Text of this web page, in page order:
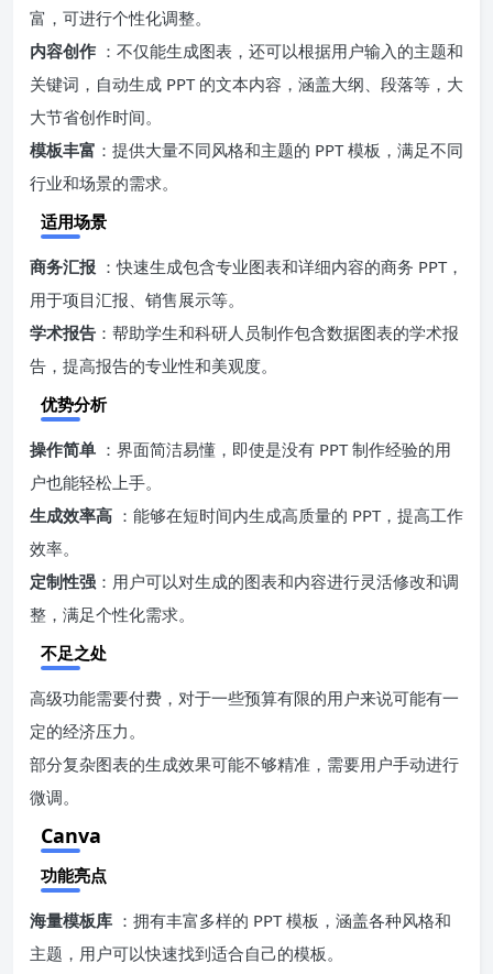
富，可进行个性化调整。
内容创作 ：不仅能生成图表，还可以根据用户输入的主题和
关键词，自动生成 PPT 的文本内容，涵盖大纲、段落等，大
大节省创作时间。
模板丰富 ：提供大量不同风格和主题的 PPT 模板，满足不同
行业和场景的需求。
适用场景
商务汇报 ：快速生成包含专业图表和详细内容的商务 PPT，
用于项目汇报、销售展示等。
学术报告 ：帮助学生和科研人员制作包含数据图表的学术报
告，提高报告的专业性和美观度。
优势分析
操作简单 ：界面简洁易懂，即使是没有 PPT 制作经验的用
户也能轻松上手。
生成效率高 ：能够在短时间内生成高质量的 PPT，提高工作
效率。
定制性强 ：用户可以对生成的图表和内容进行灵活修改和调
整，满足个性化需求。
不足之处
高级功能需要付费，对于一些预算有限的用户来说可能有一
定的经济压力。
部分复杂图表的生成效果可能不够精准，需要用户手动进行
微调。
Canva
功能亮点
海量模板库 ：拥有丰富多样的 PPT 模板，涵盖各种风格和
主题，用户可以快速找到适合自己的模板。